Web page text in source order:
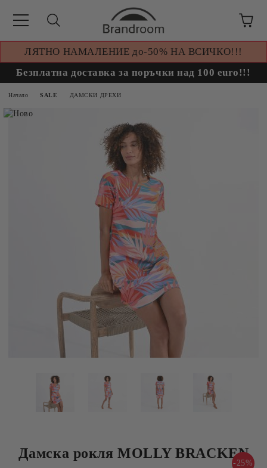
ЛЯТНО НАМАЛЕНИЕ до-50% НА ВСИЧКО!!!
Безплатна доставка за поръчки над 100 euro!!!
Начало SALE ДАМСКИ ДРЕХИ
Дамска рокля MOLLY BRACKEN
-25%